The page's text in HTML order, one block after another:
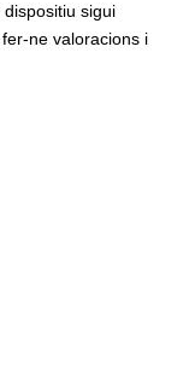
sigui
ne valoracions i